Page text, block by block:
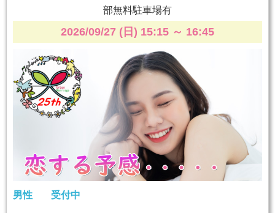
部無料駐車場有
2026/09/27 (日) 15:15 ～ 16:45
男性 受付中